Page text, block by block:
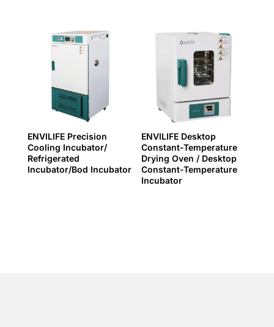
ENVILIFE Precision
Cooling Incubator/
Refrigerated
Incubator/Bod Incubator
ENVILIFE Desktop
Constant-Temperature
Drying Oven / Desktop
Constant-Temperature
Incubator